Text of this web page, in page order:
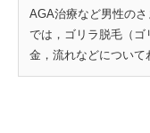
AGA治療など男性の
では，ゴリラ脱毛（
金，流れなどについ